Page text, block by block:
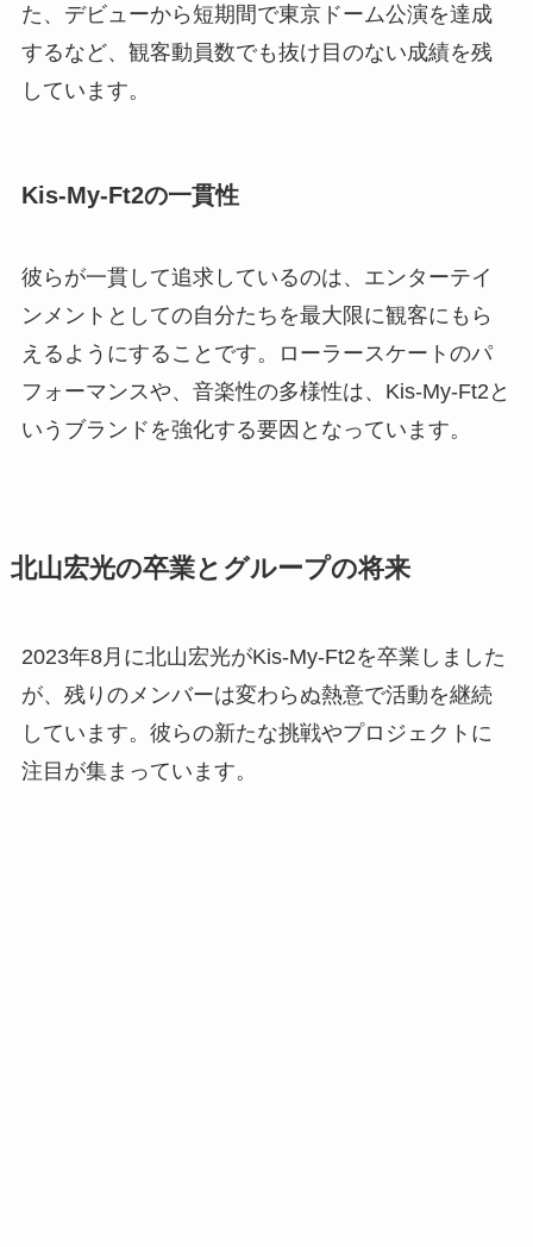
た、デビューから短期間で東京ドーム公演を達成
するなど、観客動員数でも抜け目のない成績を残
しています。
Kis-My-Ft2の一貫性
彼らが一貫して追求しているのは、エンターテイ
ンメントとしての自分たちを最大限に観客にもら
えるようにすることです。ローラースケートのパ
フォーマンスや、音楽性の多様性は、Kis-My-Ft2と
いうブランドを強化する要因となっています。
北山宏光の卒業とグループの将来
2023年8月に北山宏光がKis-My-Ft2を卒業しました
が、残りのメンバーは変わらぬ熱意で活動を継続
しています。彼らの新たな挑戦やプロジェクトに
注目が集まっています。